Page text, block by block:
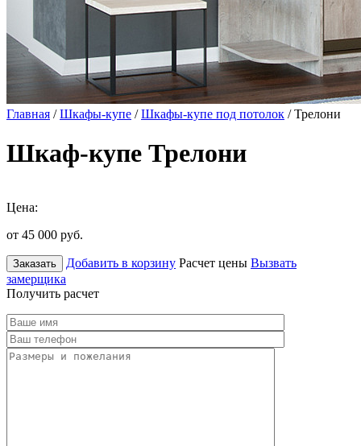
Главная /Шкафы-купе /Шкафы-купе под потолок / Трелони
Шкаф-купе Трелони
Цена:
от 45 000 руб.
Заказать Добавить в корзину Расчет цены Вызвать
замерщика
Получить расчет